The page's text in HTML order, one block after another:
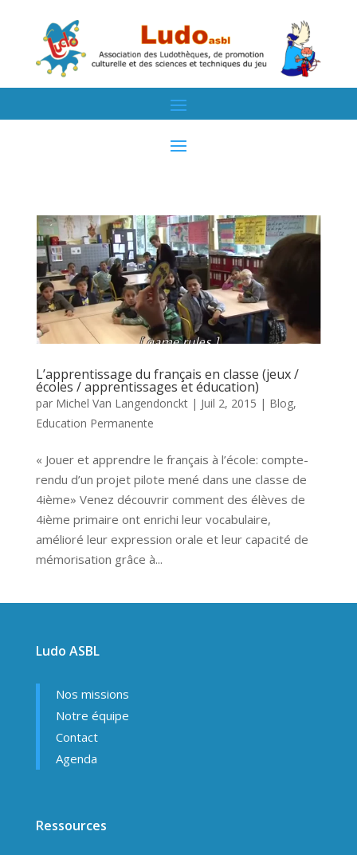
L’apprentissage du français en classe (jeux /
écoles / apprentissages et éducation)
par Michel Van Langendonckt| Juil 2, 2015 | Blog,
Education Permanente
« Jouer et apprendre le français à l’école: compte-
rendu d’un projet pilote mené dans une classe de
4ième» Venez découvrir comment des élèves de
4ième primaire ont enrichi leur vocabulaire,
amélioré leur expression orale et leur capacité de
mémorisation grâce à...
Ludo ASBL
Nos missions
Notre équipe
Contact
Agenda
Ressources